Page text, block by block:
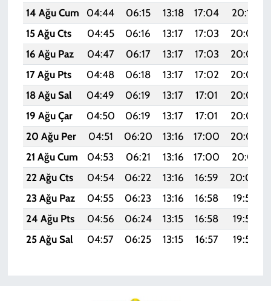
14 Ağu Cum
04:44 06:15 13:18 17:04 20:10
15 Ağu Cts
04:45 06:16 13:17 17:03 20:09
16 Ağu Paz
04:47 06:17 13:17 17:03 20:08
17 Ağu Pts
04:48 06:18 13:17 17:02 20:06
18 Ağu Sal
04:49 06:19 13:17 17:01 20:05
19 Ağu Çar
04:50 06:19 13:17 17:01 20:04
20 Ağu Per
04:51 06:20 13:16 17:00 20:02
21 Ağu Cum
04:53 06:21 13:16 17:00 20:01
22 Ağu Cts
04:54 06:22 13:16 16:59 20:00
23 Ağu Paz
04:55 06:23 13:16 16:58 19:58
24 Ağu Pts
04:56 06:24 13:15 16:58 19:57
25 Ağu Sal
04:57 06:25 13:15 16:57 19:56